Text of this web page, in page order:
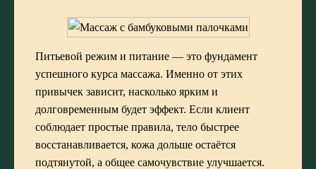
Питьевой режим и питание — это фундамент
успешного курса массажа. Именно от этих
привычек зависит, насколько ярким и
долговременным будет эффект. Если клиент
соблюдает простые правила, тело быстрее
восстанавливается, кожа дольше остаётся
подтянутой, а общее самочувствие улучшается.